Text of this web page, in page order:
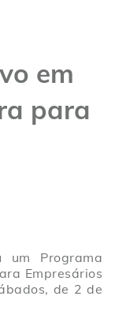
em
para
um Programa
Empresários
de 2 de